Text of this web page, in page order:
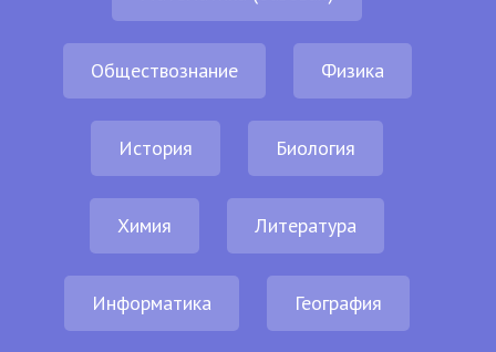
Обществознание Физика
История Биология
Химия Литература
Информатика География